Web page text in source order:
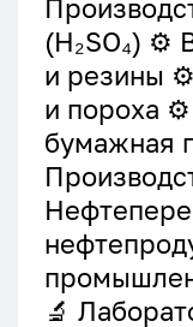
(H₂SO₄) ⚙️
и резины
и пороха
бумажная
🔬